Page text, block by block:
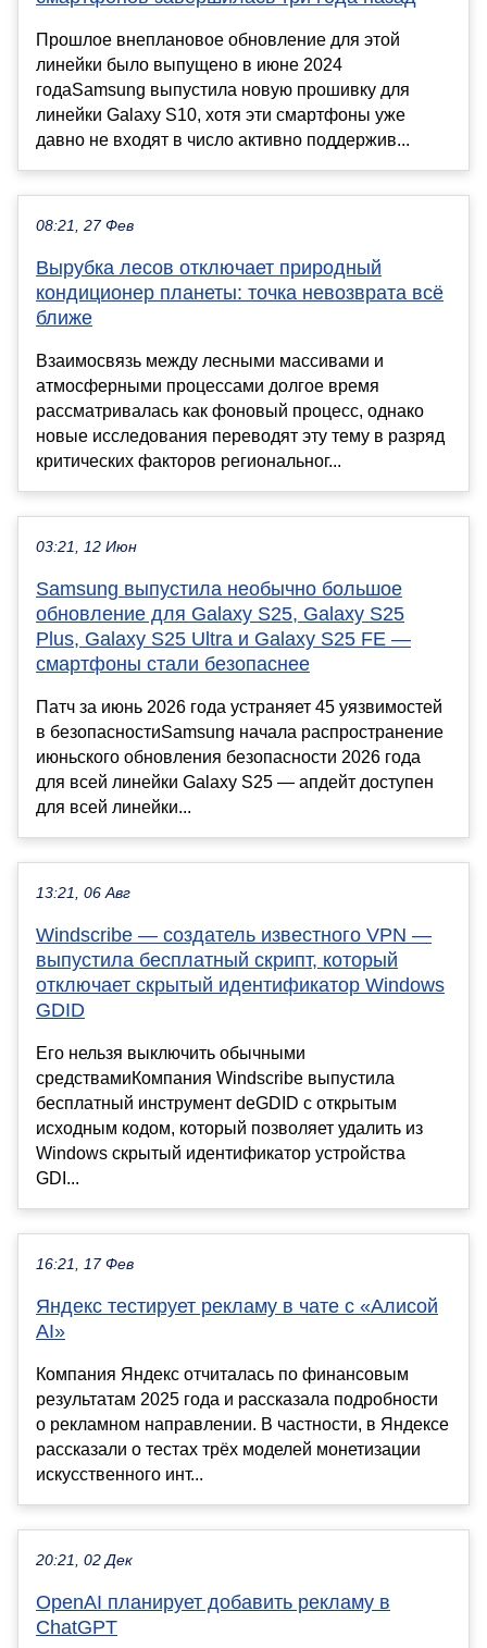
Прошлое внеплановое обновление для этой
линейки было выпущено в июне 2024
годаSamsung выпустила новую прошивку для
линейки Galaxy S10, хотя эти смартфоны уже
давно не входят в число активно поддержив...
08:21, 27 Фев
Вырубка лесов отключает природный
кондиционер планеты: точка невозврата всё
ближе
Взаимосвязь между лесными массивами и
атмосферными процессами долгое время
рассматривалась как фоновый процесс, однако
новые исследования переводят эту тему в разряд
критических факторов региональног...
03:21, 12 Июн
Samsung выпустила необычно большое
обновление для Galaxy S25, Galaxy S25
Plus, Galaxy S25 Ultra и Galaxy S25 FE —
смартфоны стали безопаснее
Патч за июнь 2026 года устраняет 45 уязвимостей
в безопасностиSamsung начала распространение
июньского обновления безопасности 2026 года
для всей линейки Galaxy S25 — апдейт доступен
для всей линейки...
13:21, 06 Авг
Windscribe — создатель известного VPN —
выпустила бесплатный скрипт, который
отключает скрытый идентификатор Windows
GDID
Его нельзя выключить обычными
средствамиКомпания Windscribe выпустила
бесплатный инструмент deGDID с открытым
исходным кодом, который позволяет удалить из
Windows скрытый идентификатор устройства
GDI...
16:21, 17 Фев
Яндекс тестирует рекламу в чате с «Алисой
AI»
Компания Яндекс отчиталась по финансовым
результатам 2025 года и рассказала подробности
о рекламном направлении. В частности, в Яндексе
рассказали о тестах трёх моделей монетизации
искусственного инт...
20:21, 02 Дек
OpenAI планирует добавить рекламу в
ChatGPT